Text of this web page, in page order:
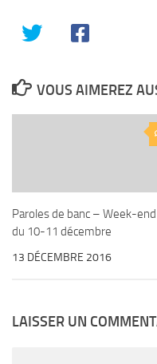
VOUS AIMEREZ
Paroles de banc – Week-end
du 10-11 décembre
13 DÉCEMBRE 2016
LAISSER UN